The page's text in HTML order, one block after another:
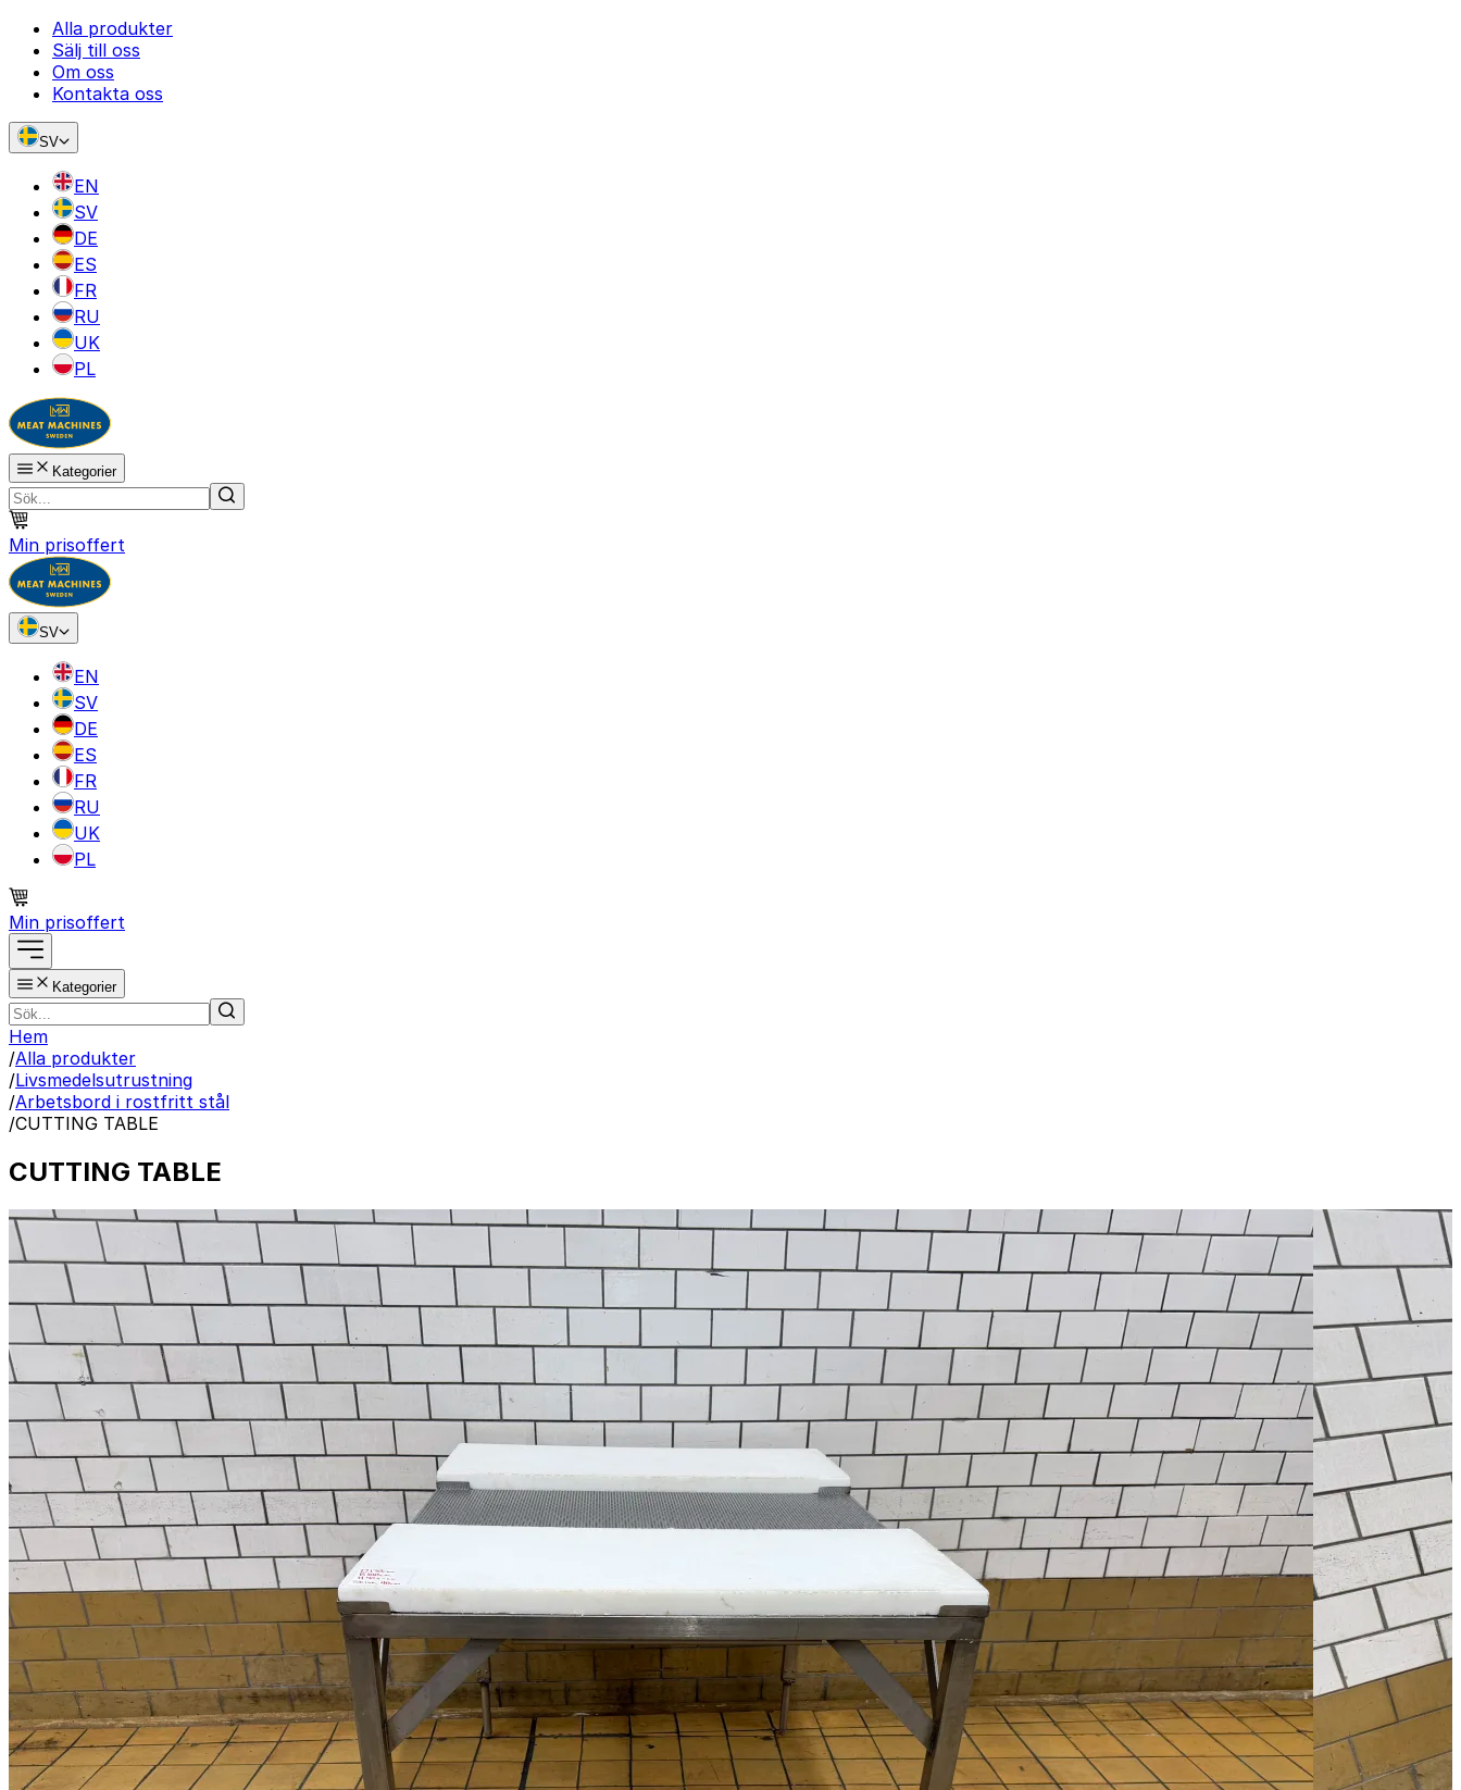
Alla produkter
Sälj till oss
Om oss
Kontakta oss
SV
EN
SV
DE
ES
FR
RU
UK
PL
Kategorier
Min prisoffert
SV
EN
SV
DE
ES
FR
RU
UK
PL
Min prisoffert
Kategorier
Hem
/Alla produkter
/Livsmedelsutrustning
/Arbetsbord i rostfritt stål
/CUTTING TABLE
CUTTING TABLE